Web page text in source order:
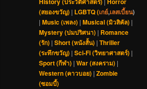
(สยองขวัญ) | LGBTQ (เกย์,เลสเบี้ยน)
| Music (เพลง) | Musical (มิวสิคัล) |
Mystery (ปมปริศนา) | Romance
(รัก) | Short (หนังสั้น) | Thriller
(ระทึกขวัญ) | Sci-Fi (วิทยาศาสตร์) |
Sport (กีฬา) | War (สงคราม) |
Western (คาวบอย) | Zombie
(ซอมบี้)